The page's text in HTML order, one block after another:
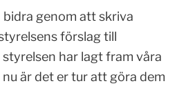
bidra genom att skriva
förslag till
har lagt fram våra
är det er tur att göra dem